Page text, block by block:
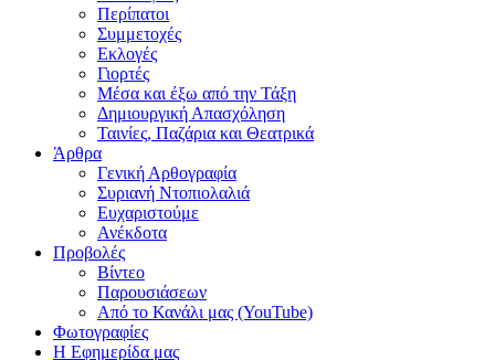
Περίπατοι
Συμμετοχές
Εκλογές
Γιορτές
Μέσα και έξω από την Τάξη
Δημιουργική Απασχόληση
Ταινίες, Παζάρια και Θεατρικά
Άρθρα
Γενική Αρθογραφία
Συριανή Ντοπιολαλιά
Ευχαριστούμε
Ανέκδοτα
Προβολές
Βίντεο
Παρουσιάσεων
Από το Κανάλι μας (YouTube)
Φωτογραφίες
Η Εφημερίδα μας